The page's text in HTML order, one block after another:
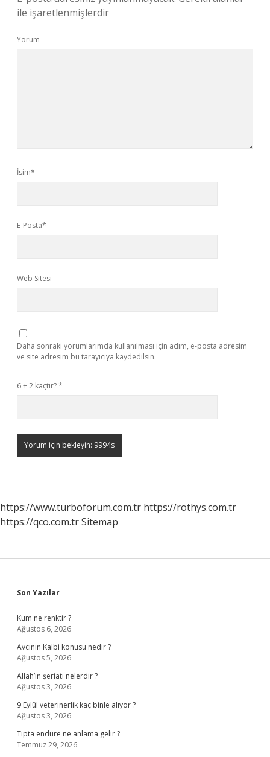
ile işaretlenmişlerdir
Yorum
İsim*
E-Posta*
Web Sitesi
Daha sonraki yorumlarımda kullanılması için adım, e-posta adresim
ve site adresim bu tarayıcıya kaydedilsin.
6 + 2 kaçtır?*
https://www.turboforum.com.tr https://rothys.com.tr
https://qco.com.trSitemap
Sidebar
Son Yazılar
Kum ne renktir ?
Ağustos 6, 2026
Avcının Kalbi konusu nedir ?
Ağustos 5, 2026
Allah’ın şeriatı nelerdir ?
Ağustos 3, 2026
9 Eylül veterinerlik kaç binle alıyor ?
Ağustos 3, 2026
Tıpta endure ne anlama gelir ?
Temmuz 29, 2026